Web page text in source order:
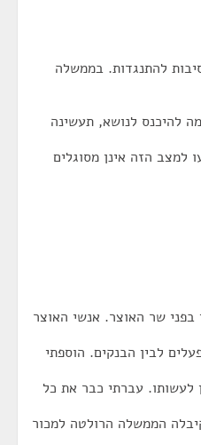
להתנגדות. בממשלה
להיכנס לנושא, תעשינה
למצב הזה אינן מסוגלים
שר האוצר. אנשי האוצר
לבין הבנקים. הוספתי
לעשותו. עברתי כבר את כל
הממשלה הרולטה למכור